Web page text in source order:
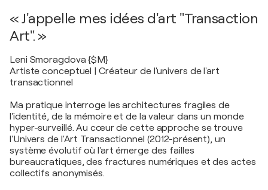
« J'appelle mes idées d'art "Transaction
Art". »
Leni Smoragdova {$M}
Artiste conceptuel | Créateur de l'univers de l'art
transactionnel
Ma pratique interroge les architectures fragiles de
l'identité, de la mémoire et de la valeur dans un monde
hyper-surveillé. Au cœur de cette approche se trouve
l'Univers de l'Art Transactionnel (2012-présent), un
système évolutif où l'art émerge des failles
bureaucratiques, des fractures numériques et des actes
collectifs anonymisés.